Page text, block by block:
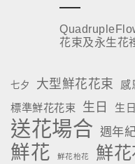
花束及永生花
七夕 大型鮮花花束 感
標準鮮花花束 生日 生
送花場合 週年
鮮花 鮮花枱花 鮮